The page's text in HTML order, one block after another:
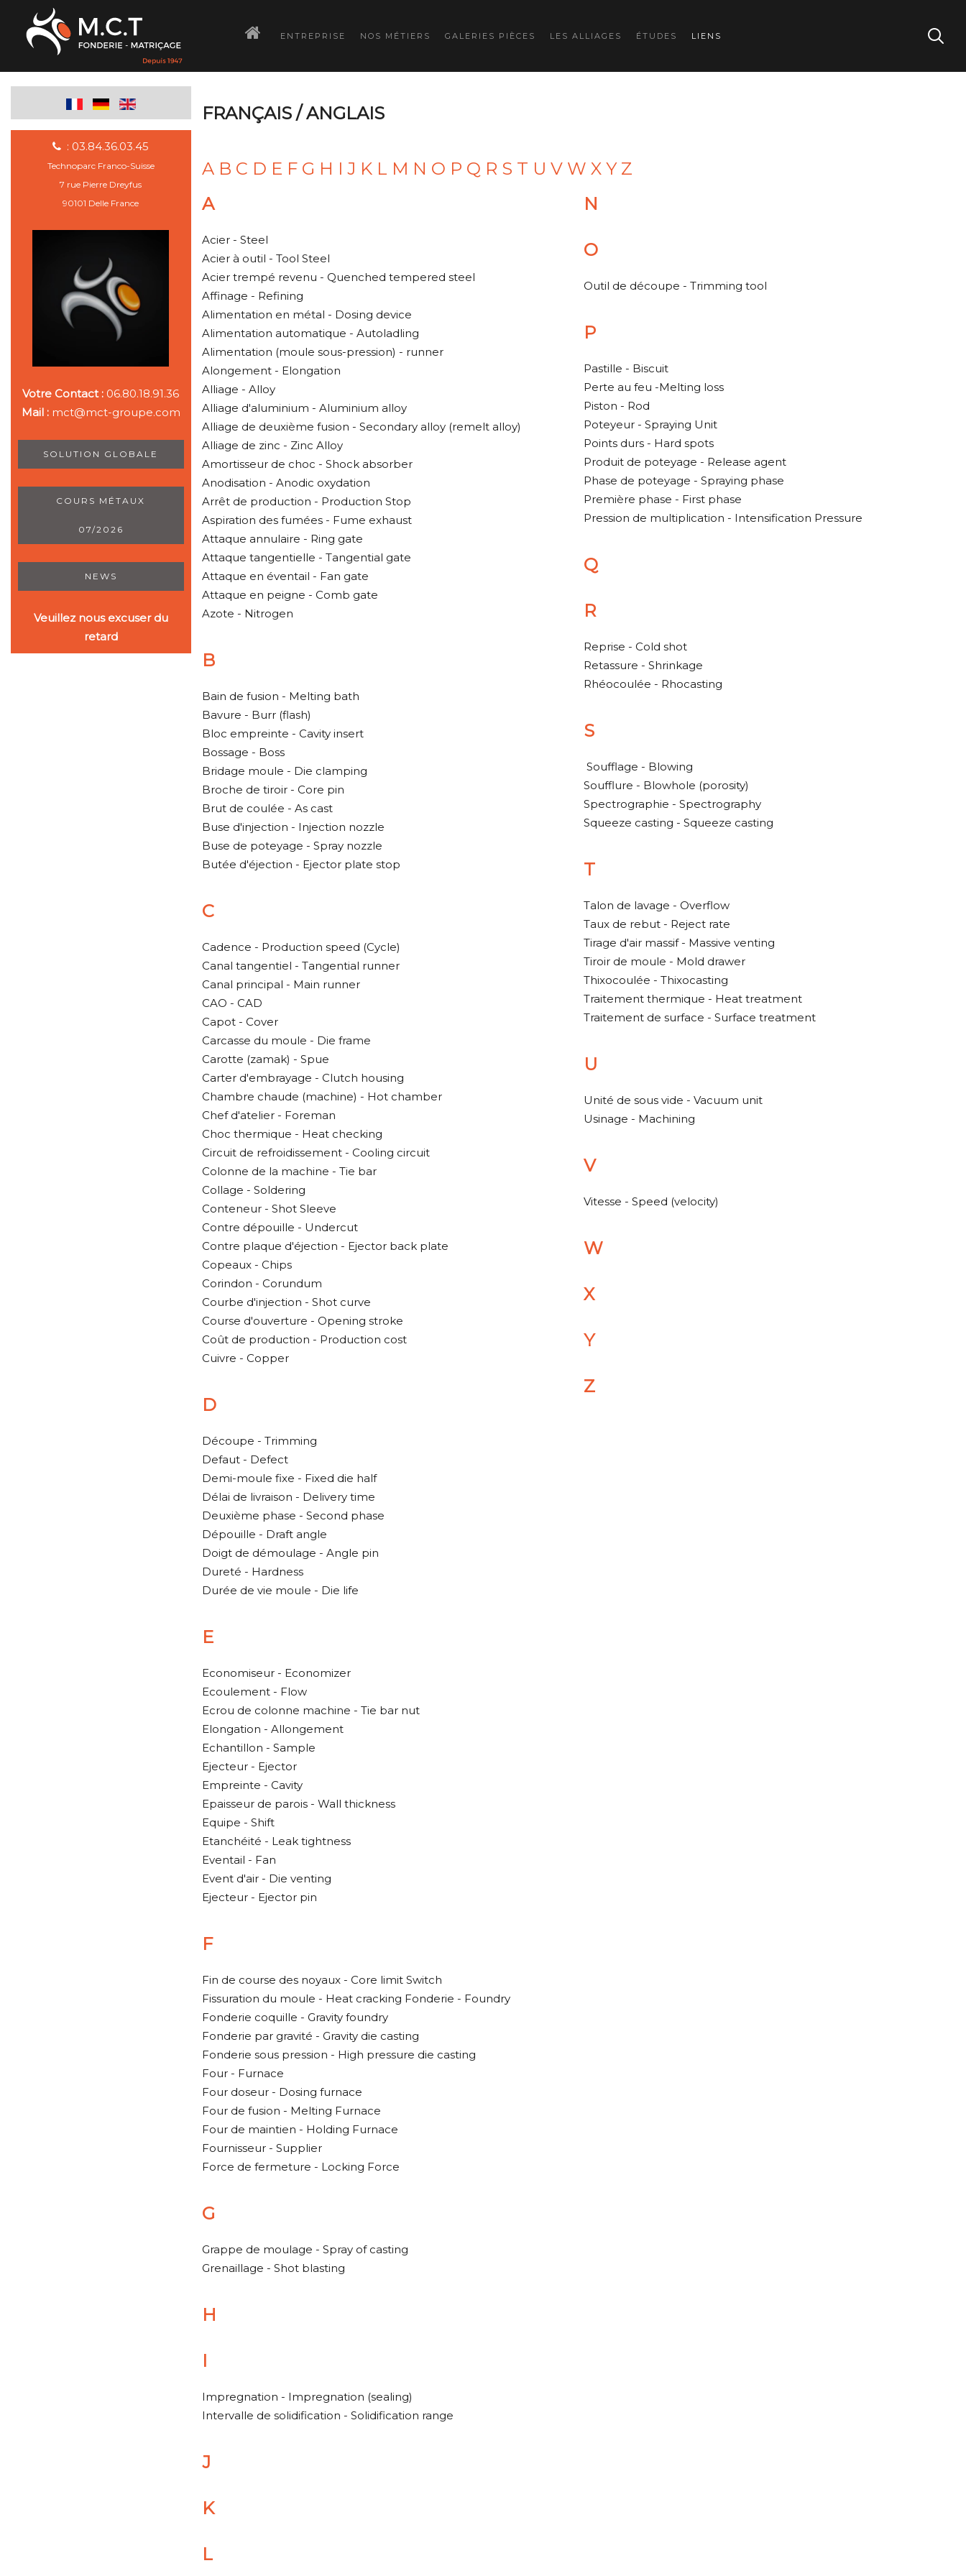
ENTREPRISE NOS MÉTIERS GALERIES PIÈCES LES ALLIAGES ÉTUDES LIENS
FRANÇAIS / ANGLAIS
A B C D E F G H I J K L M N O P Q R S T U V W X Y Z
A
Acier - Steel
Acier à outil - Tool Steel
Acier trempé revenu - Quenched tempered steel
Affinage - Refining
Alimentation en métal - Dosing device
Alimentation automatique - Autoladling
Alimentation (moule sous-pression) - runner
Alongement - Elongation
Alliage - Alloy
Alliage d'aluminium - Aluminium alloy
Alliage de deuxième fusion - Secondary alloy (remelt alloy)
Alliage de zinc - Zinc Alloy
Amortisseur de choc - Shock absorber
Anodisation - Anodic oxydation
Arrêt de production - Production Stop
Aspiration des fumées - Fume exhaust
Attaque annulaire - Ring gate
Attaque tangentielle - Tangential gate
Attaque en éventail - Fan gate
Attaque en peigne - Comb gate
Azote - Nitrogen
B
Bain de fusion - Melting bath
Bavure - Burr (flash)
Bloc empreinte - Cavity insert
Bossage - Boss
Bridage moule - Die clamping
Broche de tiroir - Core pin
Brut de coulée - As cast
Buse d'injection - Injection nozzle
Buse de poteyage - Spray nozzle
Butée d'éjection - Ejector plate stop
C
Cadence - Production speed (Cycle)
Canal tangentiel - Tangential runner
Canal principal - Main runner
CAO - CAD
Capot - Cover
Carcasse du moule - Die frame
Carotte (zamak) - Spue
Carter d'embrayage - Clutch housing
Chambre chaude (machine) - Hot chamber
Chef d'atelier - Foreman
Choc thermique - Heat checking
Circuit de refroidissement - Cooling circuit
Colonne de la machine - Tie bar
Collage - Soldering
Conteneur - Shot Sleeve
Contre dépouille - Undercut
Contre plaque d'éjection - Ejector back plate
Copeaux - Chips
Corindon - Corundum
Courbe d'injection - Shot curve
Course d'ouverture - Opening stroke
Coût de production - Production cost
Cuivre - Copper
D
Découpe - Trimming
Defaut - Defect
Demi-moule fixe - Fixed die half
Délai de livraison - Delivery time
Deuxième phase - Second phase
Dépouille - Draft angle
Doigt de démoulage - Angle pin
Dureté - Hardness
Durée de vie moule - Die life
E
Economiseur - Economizer
Ecoulement - Flow
Ecrou de colonne machine - Tie bar nut
Elongation - Allongement
Echantillon - Sample
Ejecteur - Ejector
Empreinte - Cavity
Epaisseur de parois - Wall thickness
Equipe - Shift
Etanchéité - Leak tightness
Eventail - Fan
Event d'air - Die venting
Ejecteur - Ejector pin
F
Fin de course des noyaux - Core limit Switch
Fissuration du moule - Heat cracking Fonderie - Foundry
Fonderie coquille - Gravity foundry
Fonderie par gravité - Gravity die casting
Fonderie sous pression - High pressure die casting
Four - Furnace
Four doseur - Dosing furnace
Four de fusion - Melting Furnace
Four de maintien - Holding Furnace
Fournisseur - Supplier
Force de fermeture - Locking Force
G
Grappe de moulage - Spray of casting
Grenaillage - Shot blasting
H
I
Impregnation - Impregnation (sealing)
Intervalle de solidification - Solidification range
J
K
L
N
O
Outil de découpe - Trimming tool
P
Pastille - Biscuit
Perte au feu -Melting loss
Piston - Rod
Poteyeur - Spraying Unit
Points durs - Hard spots
Produit de poteyage - Release agent
Phase de poteyage - Spraying phase
Première phase - First phase
Pression de multiplication - Intensification Pressure
Q
R
Reprise - Cold shot
Retassure - Shrinkage
Rhéocoulée - Rhocasting
S
Soufflage - Blowing
Soufflure - Blowhole (porosity)
Spectrographie - Spectrography
Squeeze casting - Squeeze casting
T
Talon de lavage - Overflow
Taux de rebut - Reject rate
Tirage d'air massif - Massive venting
Tiroir de moule - Mold drawer
Thixocoulée - Thixocasting
Traitement thermique - Heat treatment
Traitement de surface - Surface treatment
U
Unité de sous vide - Vacuum unit
Usinage - Machining
V
Vitesse - Speed (velocity)
W
X
Y
Z
: 03.84.36.03.45
Technoparc Franco-Suisse
7 rue Pierre Dreyfus
90101 Delle France
Votre Contact : 06.80.18.91.36
Mail : mct@mct-groupe.com
SOLUTION GLOBALE
COURS MÉTAUX
07/2026
NEWS
Veuillez nous excuser du
retard